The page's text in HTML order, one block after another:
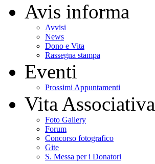
Avis informa
Avvisi
News
Dono e Vita
Rassegna stampa
Eventi
Prossimi Appuntamenti
Vita Associativa
Foto Gallery
Forum
Concorso fotografico
Gite
S. Messa per i Donatori